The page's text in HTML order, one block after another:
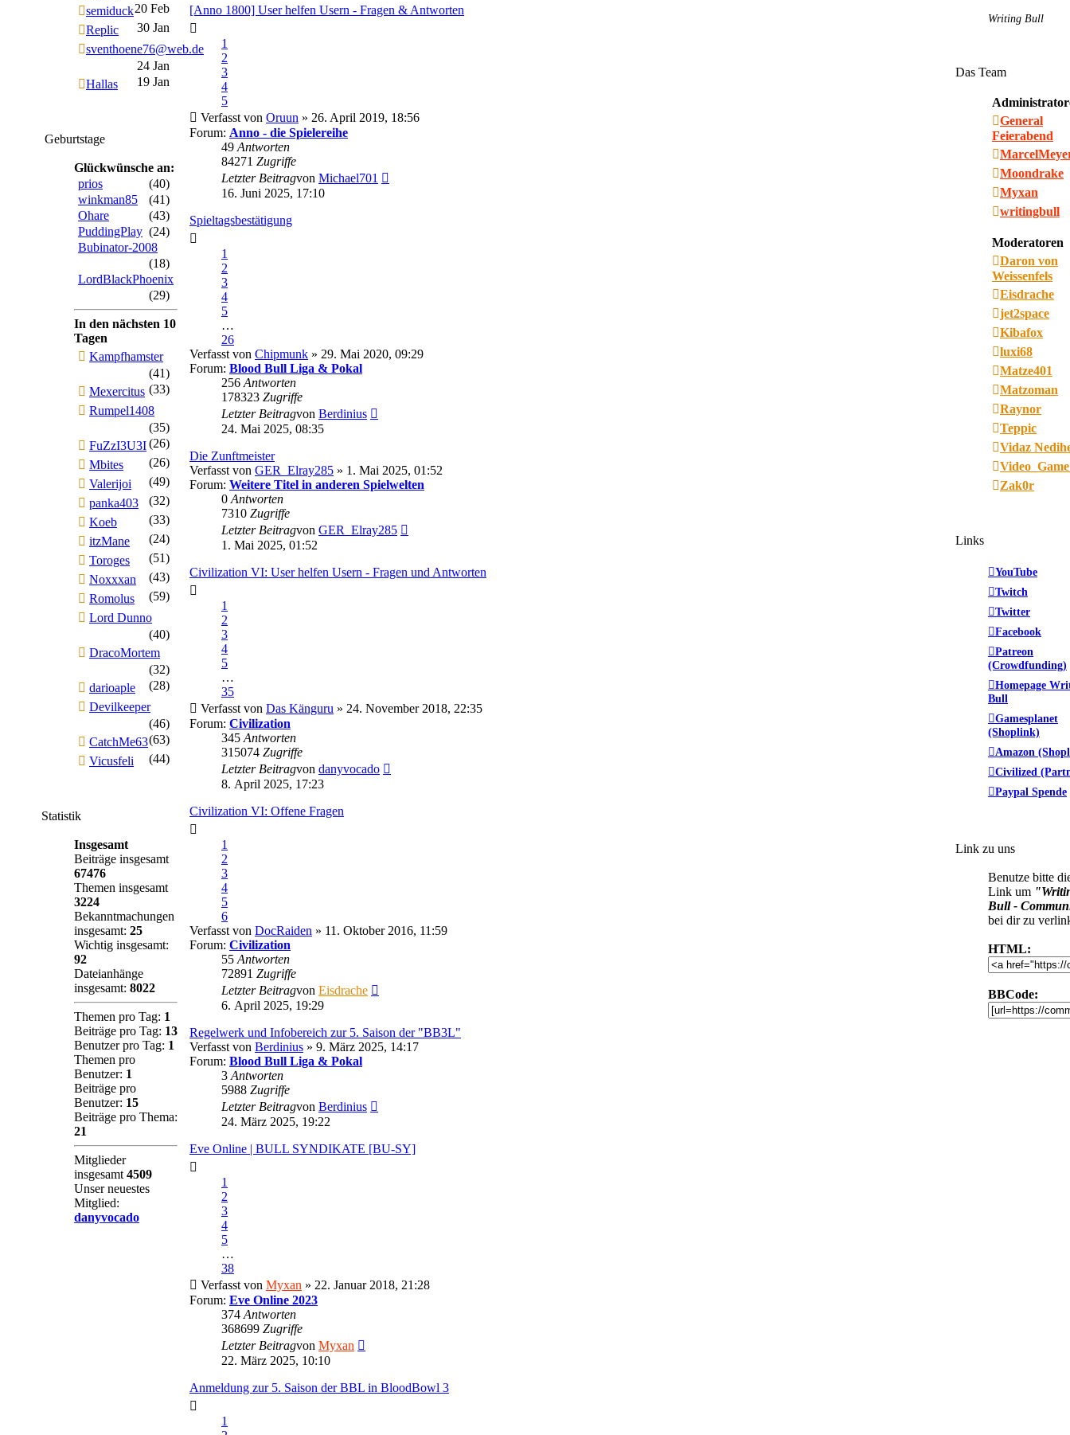
[Anno 1800] User helfen Usern - Fragen & Antworten
1
2
3
4
5
Verfasst von Oruun » 26. April 2019, 18:56
Forum: Anno - die Spielereihe
49 Antworten
84271 Zugriffe
Letzter Beitragvon Michael701
16. Juni 2025, 17:10
Spieltagsbestätigung
1
2
3
4
5
…
26
Verfasst von Chipmunk » 29. Mai 2020, 09:29
Forum: Blood Bull Liga & Pokal
256 Antworten
178323 Zugriffe
Letzter Beitragvon Berdinius
24. Mai 2025, 08:35
Die Zunftmeister
Verfasst von GER_Elray285 » 1. Mai 2025, 01:52
Forum: Weitere Titel in anderen Spielwelten
0 Antworten
7310 Zugriffe
Letzter Beitragvon GER_Elray285
1. Mai 2025, 01:52
Civilization VI: User helfen Usern - Fragen und Antworten
1
2
3
4
5
…
35
Verfasst von Das Känguru » 24. November 2018, 22:35
Forum: Civilization
345 Antworten
315074 Zugriffe
Letzter Beitragvon danyvocado
8. April 2025, 17:23
Civilization VI: Offene Fragen
1
2
3
4
5
6
Verfasst von DocRaiden » 11. Oktober 2016, 11:59
Forum: Civilization
55 Antworten
72891 Zugriffe
Letzter Beitragvon Eisdrache
6. April 2025, 19:29
Regelwerk und Infobereich zur 5. Saison der "BB3L"
Verfasst von Berdinius » 9. März 2025, 14:17
Forum: Blood Bull Liga & Pokal
3 Antworten
5988 Zugriffe
Letzter Beitragvon Berdinius
24. März 2025, 19:22
Eve Online | BULL SYNDIKATE [BU-SY]
1
2
3
4
5
…
38
Verfasst von Myxan » 22. Januar 2018, 21:28
Forum: Eve Online 2023
374 Antworten
368699 Zugriffe
Letzter Beitragvon Myxan
22. März 2025, 10:10
Anmeldung zur 5. Saison der BBL in BloodBowl 3
1
semiduck20 Feb
Replic
30 Jan
sventhoene76@web.de
24 Jan
Hallas
19 Jan
Geburtstage
Glückwünsche an:
prios
(40)
winkman85
(41)
Ohare
(43)
PuddingPlay (24)
Bubinator-2008
(18)
LordBlackPhoenix
(29)
In den nächsten 10
Tagen
Kampfhamster
(41)
Mexercitus (33)
Rumpel1408
(35)
FuZzI3U3I(26)
Mbites
(26)
Valerijoi
(49)
panka403
(32)
Koeb
(33)
itzMane
(24)
Toroges
(51)
Noxxxan
(43)
Romolus
(59)
Lord Dunno
(40)
DracoMortem
(32)
darioaple
(28)
Devilkeeper
(46)
CatchMe63(63)
Vicusfeli
(44)
Statistik
Insgesamt
Beiträge insgesamt
67476
Themen insgesamt
3224
Bekanntmachungen
insgesamt: 25
Wichtig insgesamt:
92
Dateianhänge
insgesamt: 8022
Themen pro Tag: 1
Beiträge pro Tag: 13
Benutzer pro Tag: 1
Themen pro
Benutzer: 1
Beiträge pro
Benutzer: 15
Beiträge pro Thema:
21
Mitglieder
insgesamt 4509
Unser neuestes
Mitglied:
danyvocado
Writing Bull
Das Team
General
Feierabend
Moondrake
Myxan
writingbull
Moderatoren
Daron von
Weissenfels
Eisdrache
jet2space
Kibafox
luxi68
Matze401
Matzoman
Raynor
Teppic
Vidaz
Zak0r
Links
YouTube
Twitch
Twitter
Facebook
Patreon
(Crowdfunding)
Homepage
Bull
Gamesplanet
(Shoplink)
Amazon
Civilized
Paypal Spende
Link zu uns
Benutze bitte
Link um
Bull -
bei dir zu
HTML:
BBCode: